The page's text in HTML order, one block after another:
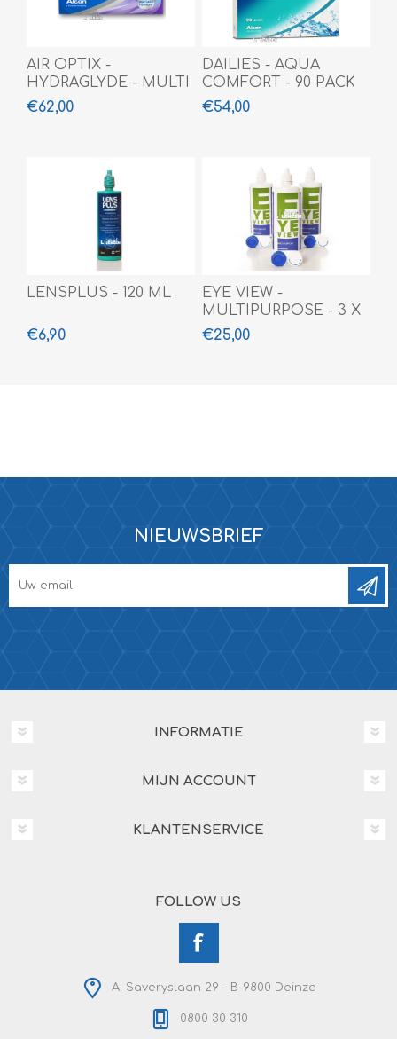
AIR OPTIX -
HYDRAGLYDE - MULTI
- 6 PACK
€62,00
DAILIES - AQUA
COMFORT - 90 PACK
€54,00
LENSPLUS - 120 ML
€6,90
EYE VIEW -
MULTIPURPOSE - 3 X
360 ML
€25,00
NIEUWSBRIEF
INFORMATIE
MIJN ACCOUNT
KLANTENSERVICE
FOLLOW US
A. Saveryslaan 29 - B-9800 Deinze
0800 30 310